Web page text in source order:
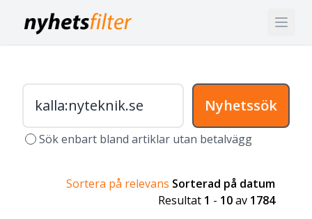
Nyhetssök
Sök enbart bland artiklar utan betalvägg
Sortera på relevans Sorterad på datum
Resultat 1 - 10av 1784